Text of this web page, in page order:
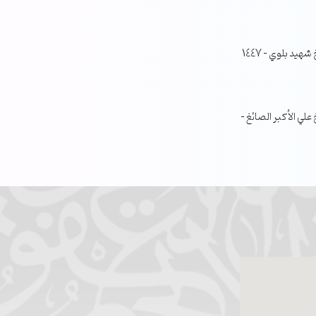
جلسة مناقشة البحث الفصلي – الشيخ شهيد بلوي – 1447
الأكبر الصائغ –